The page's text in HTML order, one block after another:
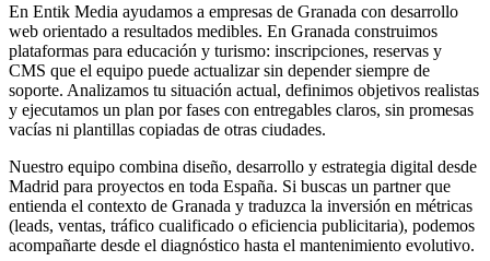
En Entik Media ayudamos a empresas de Granada con desarrollo
web orientado a resultados medibles. En Granada construimos
plataformas para educación y turismo: inscripciones, reservas y
CMS que el equipo puede actualizar sin depender siempre de
soporte. Analizamos tu situación actual, definimos objetivos realistas
y ejecutamos un plan por fases con entregables claros, sin promesas
vacías ni plantillas copiadas de otras ciudades.
Nuestro equipo combina diseño, desarrollo y estrategia digital desde
Madrid para proyectos en toda España. Si buscas un partner que
entienda el contexto de Granada y traduzca la inversión en métricas
(leads, ventas, tráfico cualificado o eficiencia publicitaria), podemos
acompañarte desde el diagnóstico hasta el mantenimiento evolutivo.